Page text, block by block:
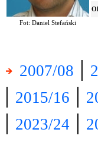
Fot: Daniel Stefański
2007/08 |
| 2015/16 |
| 2023/24 |